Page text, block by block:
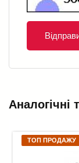
Аналогічні
ТОП ПРОДАЖУ